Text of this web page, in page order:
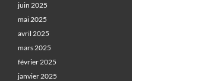
juin 2025
mai 2025
avril 2025
mars 2025
février 2025
janvier 2025